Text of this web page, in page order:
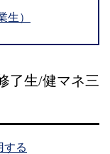
生）
了生/健マネ三
する